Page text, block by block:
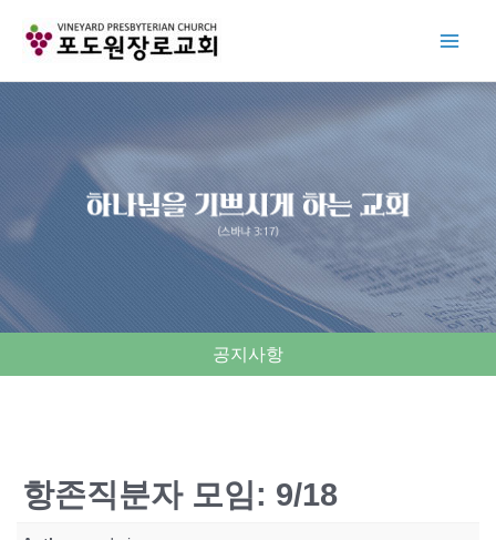
공지사항
항존직분자 모임: 9/18